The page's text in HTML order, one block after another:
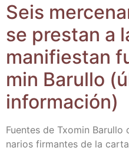
Seis
se pres­tan a
mani­fies­tan
min Baru­llo
información)
Fuen­tes de Txo­min
na­rios fir­man­tes de la